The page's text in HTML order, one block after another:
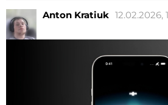
Anton Kratiuk 12.02.2026,